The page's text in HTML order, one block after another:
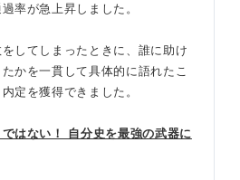
率が急上昇しました。
してしまったときに、誰に助け
かを一貫して具体的に語れたこ
定を獲得できました。
ではない！ 自分史を最強の武器に